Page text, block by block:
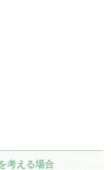
考える場合